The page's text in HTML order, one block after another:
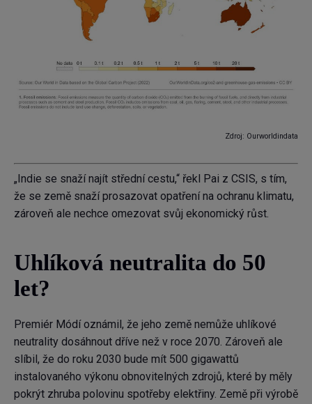
Zdroj: Ourworldindata
„Indie se snaží najít střední cestu,“ řekl Pai z CSIS, s tím,
že se země snaží prosazovat opatření na ochranu klimatu,
zároveň ale nechce omezovat svůj ekonomický růst.
Uhlíková neutralita do 50
let?
Premiér Módí oznámil, že jeho země nemůže uhlíkové
neutrality dosáhnout dříve než v roce 2070. Zároveň ale
slíbil, že do roku 2030 bude mít 500 gigawattů
instalovaného výkonu obnovitelných zdrojů, které by měly
pokrýt zhruba polovinu spotřeby elektřiny. Země při výrobě